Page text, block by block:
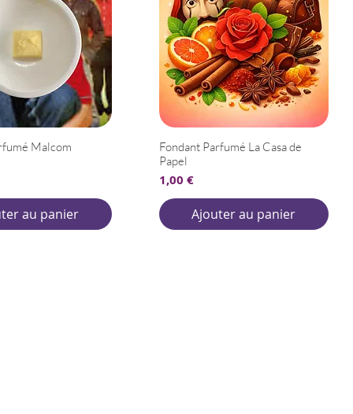
Malcom
au panier
Fondant Parfumé La Casa de
Papel
Prix
1,00 €
Ajouter au panier